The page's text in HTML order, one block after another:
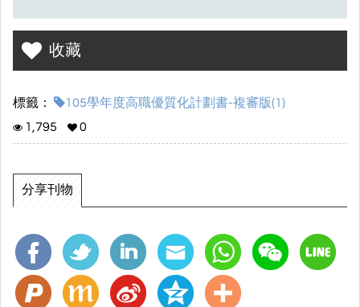
收藏
標籤：
105學年度高職優質化計劃書-複審版(1)
1,795
0
分享刊物